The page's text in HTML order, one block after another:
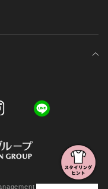
Co., Ltd.